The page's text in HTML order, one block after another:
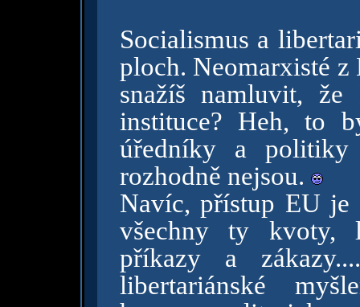
Socialismus a
ploch. Neomarxisté
snažíš namluvit,
instituce? Heh, to
úředníky a
rozhodně nejsou.
Navíc, přístup EU
všechny ty kvoty,
příkazy a
libertariánské